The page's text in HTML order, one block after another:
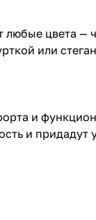
цвета —
или
и
и